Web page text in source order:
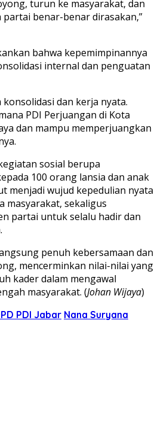
turun ke masyarakat, dan
benar-benar dirasakan,”
bahwa kepemimpinannya
internal dan penguatan
konsolidasi dan kerja nyata.
PDI Perjuangan di Kota
dan mampu memperjuangkan
sosial berupa
100 orang lansia dan anak
menjadi wujud kepedulian nyata
masyarakat, sekaligus
partai untuk selalu hadir dan
penuh kebersamaan dan
mencerminkan nilai-nilai yang
kader dalam mengawal
masyarakat. (Johan Wijaya)
PDI Jabar Nana Suryana